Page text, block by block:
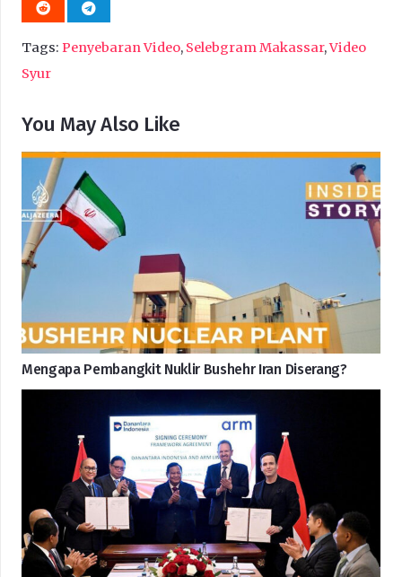
Tags: Penyebaran Video, Selebgram Makassar,Video
Syur
You May Also Like
Mengapa Pembangkit Nuklir Bushehr Iran Diserang?